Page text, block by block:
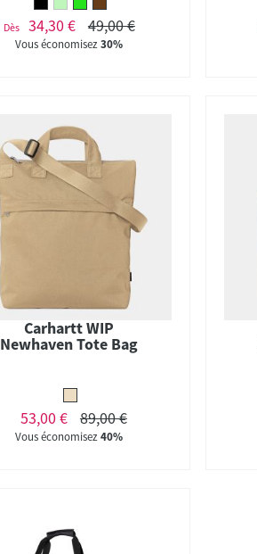
Dès 34,30 € 49,00 €
Vous économisez30%
Carhartt WIP
Newhaven Tote Bag
53,00 € 89,00 €
Vous économisez40%